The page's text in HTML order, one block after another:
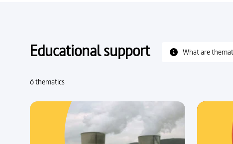
Educational support What are
6 thematics